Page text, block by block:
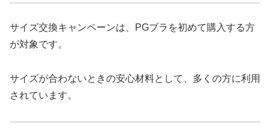
サイズ交換キャンペーンは、PGブラを初めて購入する方
が対象です。
サイズが合わないときの安心材料として、多くの方に利用
されています。